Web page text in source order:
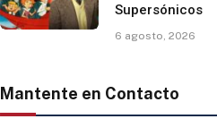
Supersónicos
6 agosto, 2026
Mantente en Contacto